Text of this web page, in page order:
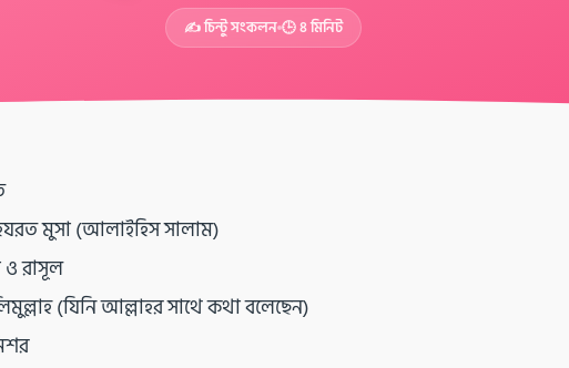
✍️ চিন্টু সংকলন 🕒 ৪ মিনিট
মুসা (আলাইহিস সালাম)
ও রাসূল
(যিনি আল্লাহর সাথে কথা বলেছেন)